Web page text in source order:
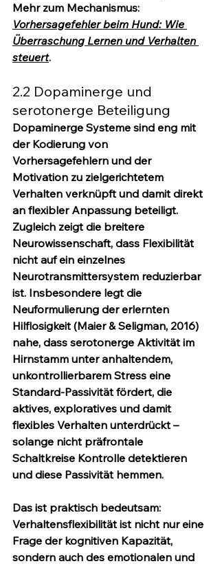
Mehr zum Mechanismus:
Vorhersagefehler beim Hund: Wie
Überraschung Lernen und Verhalten
steuert.
2.2 Dopaminerge und
serotonerge Beteiligung
Dopaminerge Systeme sind eng mit
der Kodierung von
Vorhersagefehlern und der
Motivation zu zielgerichtetem
Verhalten verknüpft und damit direkt
an flexibler Anpassung beteiligt.
Zugleich zeigt die breitere
Neurowissenschaft, dass Flexibilität
nicht auf ein einzelnes
Neurotransmittersystem reduzierbar
ist. Insbesondere legt die
Neuformulierung der erlernten
Hilflosigkeit (Maier & Seligman, 2016)
nahe, dass serotonerge Aktivität im
Hirnstamm unter anhaltendem,
unkontrollierbarem Stress eine
Standard-Passivität fördert, die
aktives, exploratives und damit
flexibles Verhalten unterdrückt –
solange nicht präfrontale
Schaltkreise Kontrolle detektieren
und diese Passivität hemmen.
Das ist praktisch bedeutsam:
Verhaltensflexibilität ist nicht nur eine
Frage der kognitiven Kapazität,
sondern auch des emotionalen und